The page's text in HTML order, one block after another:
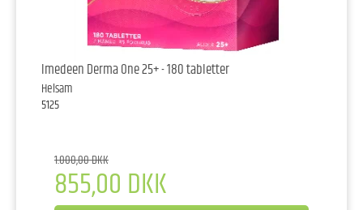
Imedeen Derma One 25+ - 180 tabletter
Helsam
5125
1.000,00 DKK
855,00 DKK